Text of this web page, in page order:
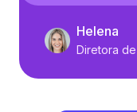
Helena
Diretora de